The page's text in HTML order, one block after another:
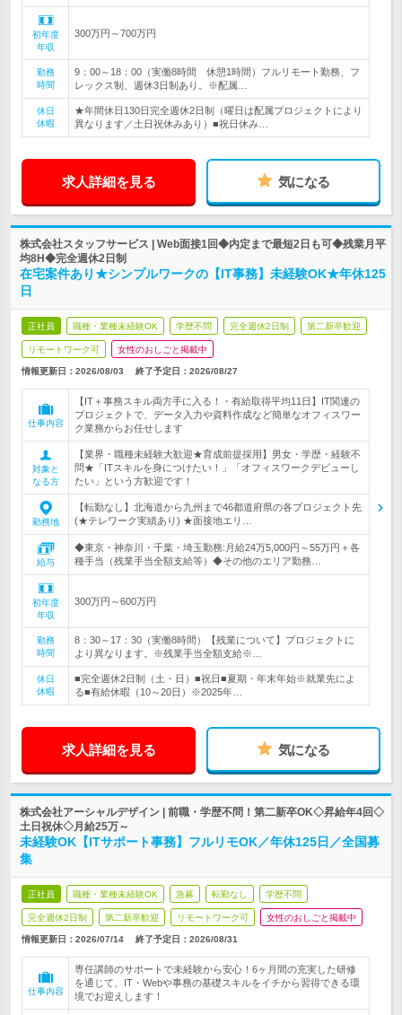
初年度
年収
300万円～700万円
勤務
時間
9：00～18：00（実働8時間 休憩1時間）フルリモート勤務、フ
レックス制、週休3日制あり。※配属…
休日
休暇
★年間休日130日完全週休2日制（曜日は配属プロジェクトにより
異なります／土日祝休みあり）■祝日休み…
求人詳細を見る 気になる
株式会社スタッフサービス | Web面接1回◆内定まで最短2日も可◆残業月平
均8H◆完全週休2日制
在宅案件あり★シンプルワークの【IT事務】未経験OK★年休125
日
正社員 職種・業種未経験OK 学歴不問 完全週休2日制 第二新卒歓迎
リモートワーク可 女性のおしごと掲載中
情報更新日：2026/08/03 終了予定日： 2026/08/27
仕事内容
【IT＋事務スキル両方手に入る！・有給取得平均11日】IT関連の
プロジェクトで、データ入力や資料作成など簡単なオフィスワー
ク業務からお任せします
対象と
なる方
【業界・職種未経験大歓迎★育成前提採用】男女・学歴・経験不
問★「ITスキルを身につけたい！」「オフィスワークデビューし
たい」という方歓迎です！
勤務地
【転勤なし】北海道から九州まで46都道府県の各プロジェクト先
(★テレワーク実績あり) ★面接地エリ…
給与
◆東京・神奈川・千葉・埼玉勤務:月給24万5,000円～55万円＋各
種手当（残業手当全額支給等）◆その他のエリア勤務…
初年度
年収
300万円～600万円
勤務
時間
8：30～17：30（実働8時間）【残業について】プロジェクトに
より異なります。※残業手当全額支給※…
休日
休暇
■完全週休2日制（土・日）■祝日■夏期・年末年始※就業先によ
る■有給休暇（10～20日）※2025年…
求人詳細を見る 気になる
株式会社アーシャルデザイン | 前職・学歴不問！第二新卒OK◇昇給年4回◇
土日祝休◇月給25万～
未経験OK【ITサポート事務】フルリモOK／年休125日／全国募
集
正社員 職種・業種未経験OK 急募 転勤なし 学歴不問
完全週休2日制 第二新卒歓迎 リモートワーク可 女性のおしごと掲載中
情報更新日：2026/07/14 終了予定日： 2026/08/31
仕事内容
専任講師のサポートで未経験から安心！6ヶ月間の充実した研修
を通じて、IT・Webや事務の基礎スキルをイチから習得できる環
境でお迎えします！